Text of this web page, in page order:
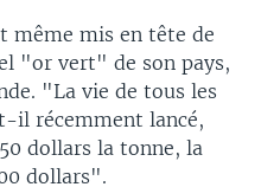
même mis en tête de
"or vert" de son pays,
"La vie de tous les
il récemment lancé,
dollars la tonne, la
dollars".